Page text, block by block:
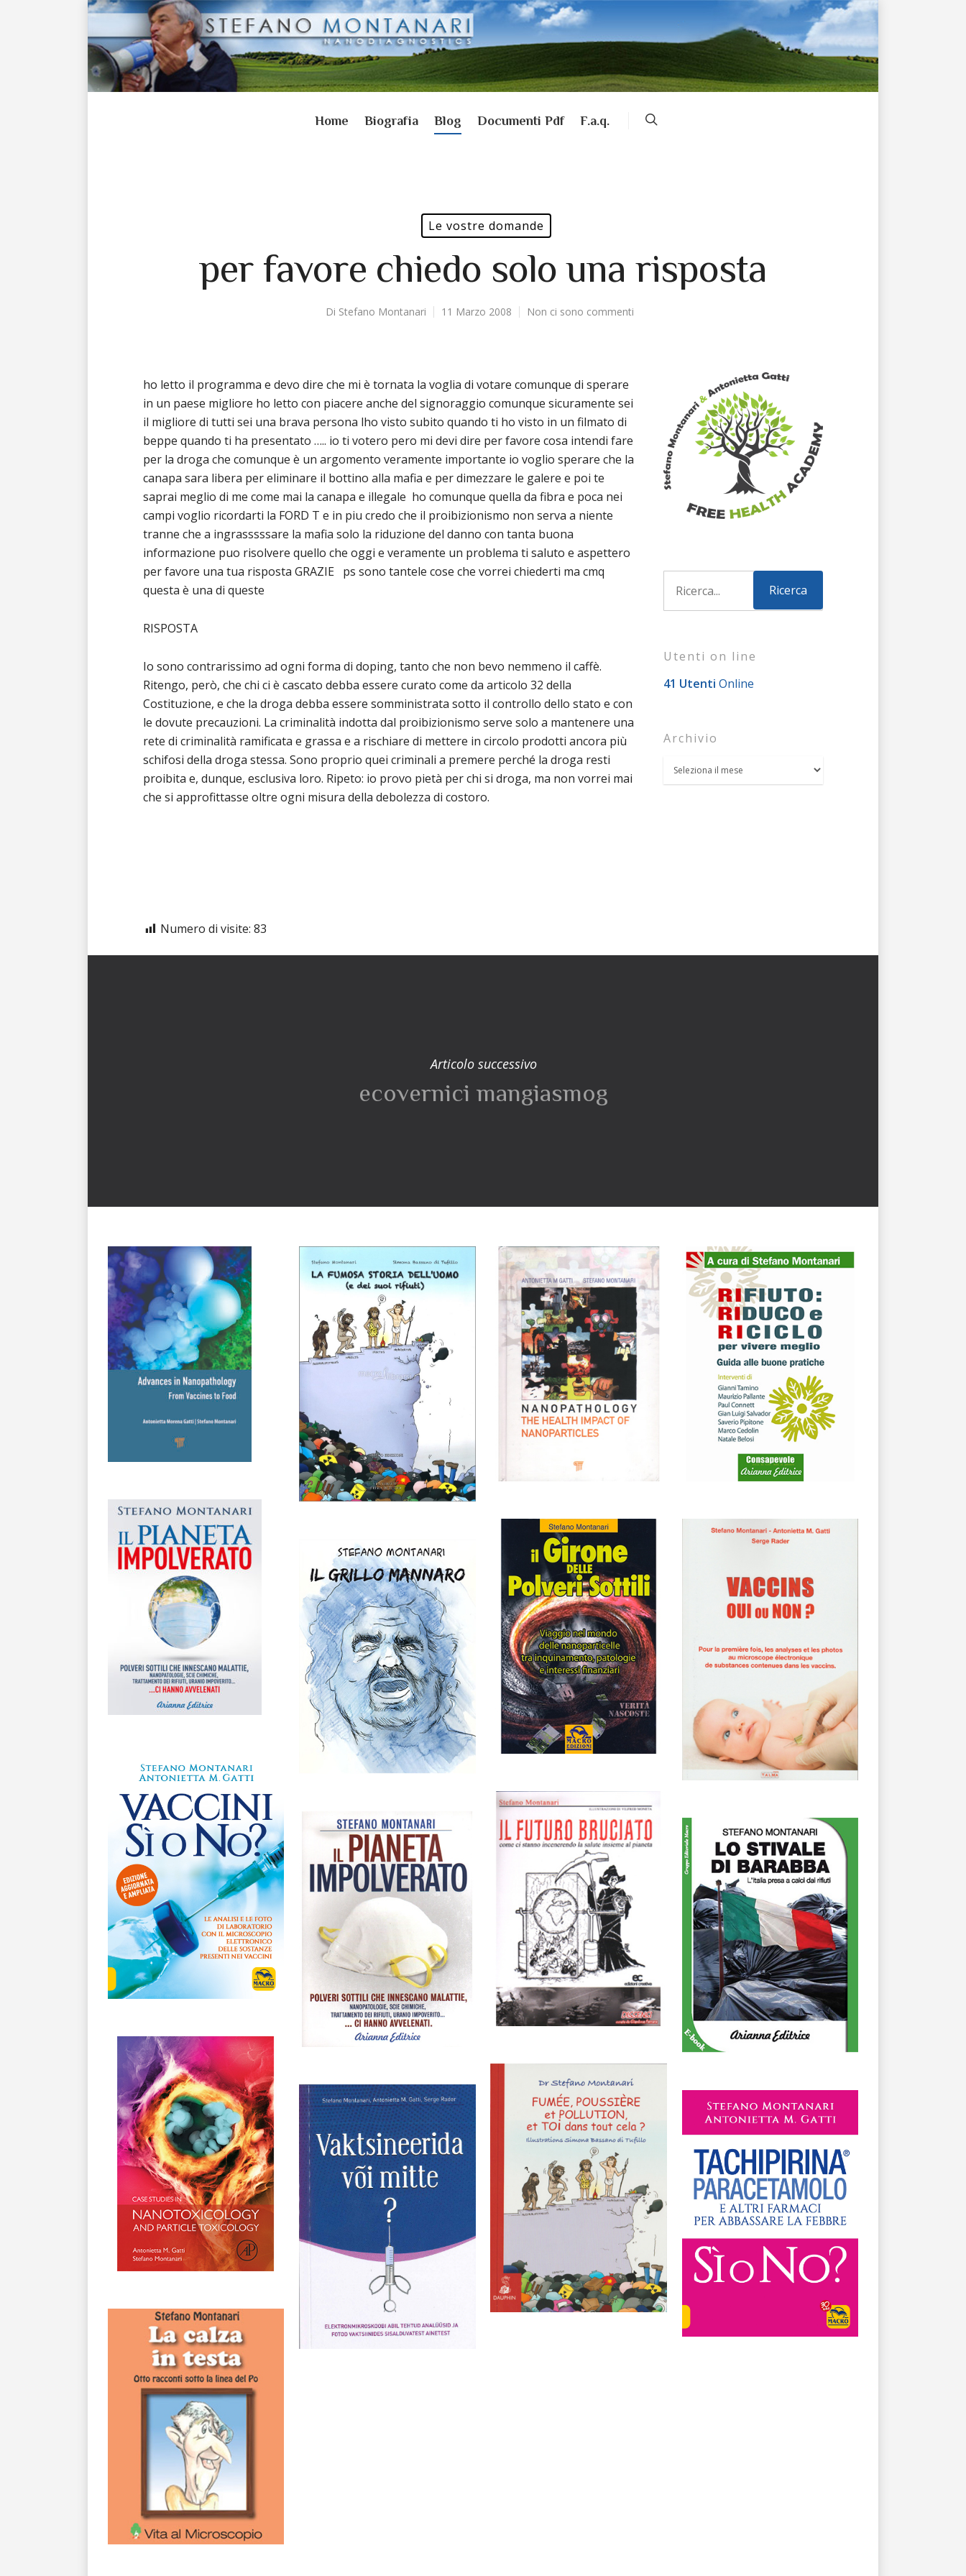
Home Biografia Blog Documenti Pdf F.a.q.
Le vostre domande
per favore chiedo solo una risposta
Di Stefano Montanari 11 Marzo 2008 Non ci sono commenti
ho letto il programma e devo dire che mi è tornata la voglia di votare comunque di sperare
in un paese migliore ho letto con piacere anche del signoraggio comunque sicuramente sei
il migliore di tutti sei una brava persona lho visto subito quando ti ho visto in un filmato di
beppe quando ti ha presentato ….. io ti votero pero mi devi dire per favore cosa intendi fare
per la droga che comunque è un argomento veramente importante io voglio sperare che la
canapa sara libera per eliminare il bottino alla mafia e per dimezzare le galere e poi te
saprai meglio di me come mai la canapa e illegale ho comunque quella da fibra e poca nei
campi voglio ricordarti la FORD T e in piu credo che il proibizionismo non serva a niente
tranne che a ingrasssssare la mafia solo la riduzione del danno con tanta buona
informazione puo risolvere quello che oggi e veramente un problema ti saluto e aspettero
per favore una tua risposta GRAZIE ps sono tantele cose che vorrei chiederti ma cmq
questa è una di queste
RISPOSTA
Io sono contrarissimo ad ogni forma di doping, tanto che non bevo nemmeno il caffè.
Ritengo, però, che chi ci è cascato debba essere curato come da articolo 32 della
Costituzione, e che la droga debba essere somministrata sotto il controllo dello stato e con
le dovute precauzioni. La criminalità indotta dal proibizionismo serve solo a mantenere una
rete di criminalità ramificata e grassa e a rischiare di mettere in circolo prodotti ancora più
schifosi della droga stessa. Sono proprio quei criminali a premere perché la droga resti
proibita e, dunque, esclusiva loro. Ripeto: io provo pietà per chi si droga, ma non vorrei mai
che si approfittasse oltre ogni misura della debolezza di costoro.
Numero di visite: 83
Utenti on line
41 Utenti Online
Archivio
Articolo successivo
ecovernici mangiasmog